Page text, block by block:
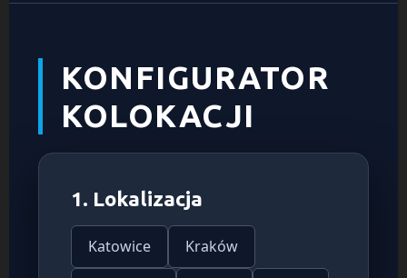
KONFIGURATOR
KOLOKACJI
1. Lokalizacja
Katowice Kraków